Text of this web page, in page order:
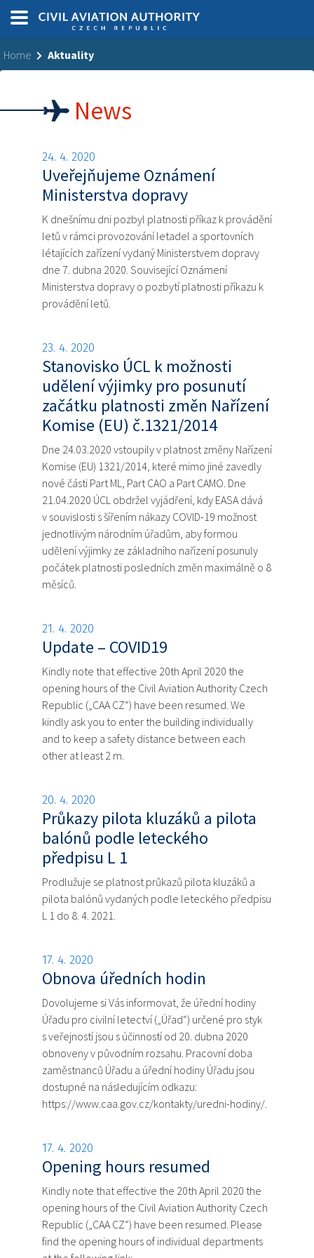
Home Aktuality
News
24. 4. 2020
Uveřejňujeme Oznámení
Ministerstva dopravy
K dnešnímu dni pozbyl platnosti příkaz k provádění
letů v rámci provozování letadel a sportovních
létajících zařízení vydaný Ministerstvem dopravy
dne 7. dubna 2020. Související Oznámení
Ministerstva dopravy o pozbytí platnosti příkazu k
provádění letů.
23. 4. 2020
Stanovisko ÚCL k možnosti
udělení výjimky pro posunutí
začátku platnosti změn Nařízení
Komise (EU) č.1321/2014
Dne 24.03.2020 vstoupily v platnost změny Nařízení
Komise (EU) 1321/2014, které mimo jiné zavedly
nové části Part ML, Part CAO a Part CAMO. Dne
21.04.2020 ÚCL obdržel vyjádření, kdy EASA dává
v souvislosti s šířením nákazy COVID-19 možnost
jednotlivým národním úřadům, aby formou
udělení výjimky ze základního nařízení posunuly
počátek platnosti posledních změn maximálně o 8
měsíců.
21. 4. 2020
Update – COVID19
Kindly note that effective 20th April 2020 the
opening hours of the Civil Aviation Authority Czech
Republic („CAA CZ“) have been resumed. We
kindly ask you to enter the building individually
and to keep a safety distance between each
other at least 2 m.
20. 4. 2020
Průkazy pilota kluzáků a pilota
balónů podle leteckého
předpisu L 1
Prodlužuje se platnost průkazů pilota kluzáků a
pilota balónů vydaných podle leteckého předpisu
L 1 do 8. 4. 2021.
17. 4. 2020
Obnova úředních hodin
Dovolujeme si Vás informovat, že úřední hodiny
Úřadu pro civilní letectví („Úřad“) určené pro styk
s veřejností jsou s účinností od 20. dubna 2020
obnoveny v původním rozsahu. Pracovní doba
zaměstnanců Úřadu a úřední hodiny Úřadu jsou
dostupné na následujícím odkazu:
https://www.caa.gov.cz/kontakty/uredni-hodiny/.
17. 4. 2020
Opening hours resumed
Kindly note that effective the 20th April 2020 the
opening hours of the Civil Aviation Authority Czech
Republic („CAA CZ“) have been resumed. Please
find the opening hours of individual departments